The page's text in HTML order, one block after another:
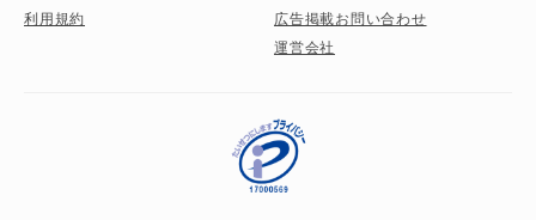
利用規約
広告掲載お問い合わせ
運営会社